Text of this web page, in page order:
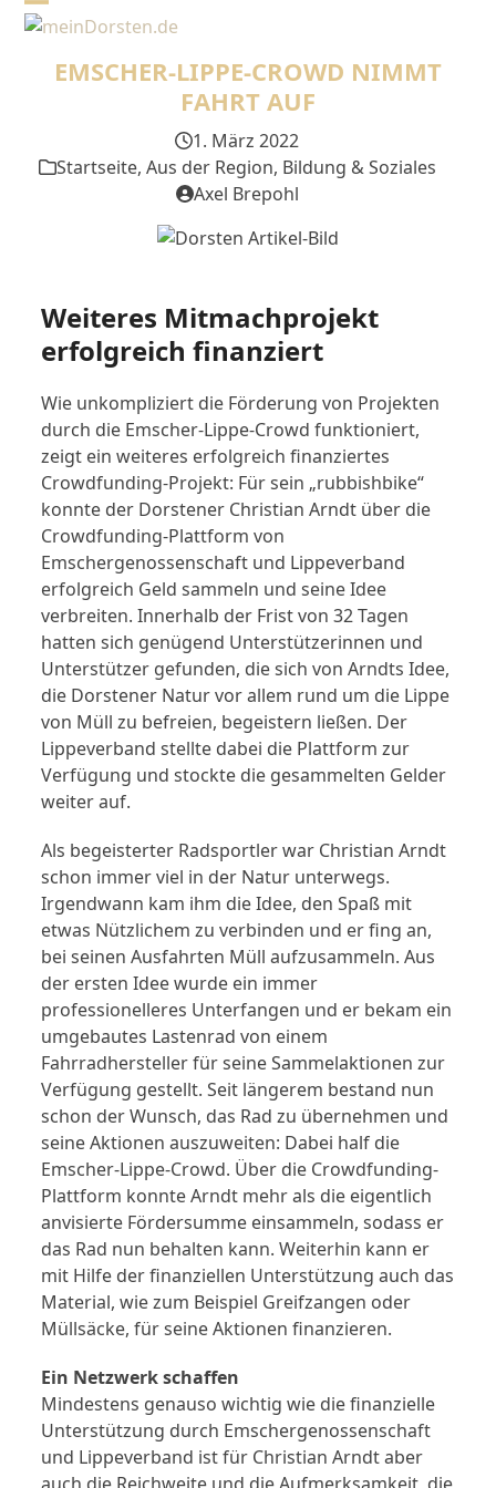
Skip
content
Open
mobile
Close
mobile
EMSCHER-LIPPE-CROWD NIMMT
FAHRT AUF
1. März 2022
Startseite, Aus der Region, Bildung & Soziales
Axel Brepohl
Weiteres Mitmachprojekt
erfolgreich finanziert
Wie unkompliziert die Förderung von Projekten
durch die Emscher-Lippe-Crowd funktioniert,
zeigt ein weiteres erfolgreich finanziertes
Crowdfunding-Projekt: Für sein „rubbishbike“
konnte der Dorstener Christian Arndt über die
Crowdfunding-Plattform von
Emschergenossenschaft und Lippeverband
erfolgreich Geld sammeln und seine Idee
verbreiten. Innerhalb der Frist von 32 Tagen
hatten sich genügend Unterstützerinnen und
Unterstützer gefunden, die sich von Arndts Idee,
die Dorstener Natur vor allem rund um die Lippe
von Müll zu befreien, begeistern ließen. Der
Lippeverband stellte dabei die Plattform zur
Verfügung und stockte die gesammelten Gelder
weiter auf.
Als begeisterter Radsportler war Christian Arndt
schon immer viel in der Natur unterwegs.
Irgendwann kam ihm die Idee, den Spaß mit
etwas Nützlichem zu verbinden und er fing an,
bei seinen Ausfahrten Müll aufzusammeln. Aus
der ersten Idee wurde ein immer
professionelleres Unterfangen und er bekam ein
umgebautes Lastenrad von einem
Fahrradhersteller für seine Sammelaktionen zur
Verfügung gestellt. Seit längerem bestand nun
schon der Wunsch, das Rad zu übernehmen und
seine Aktionen auszuweiten: Dabei half die
Emscher-Lippe-Crowd. Über die Crowdfunding-
Plattform konnte Arndt mehr als die eigentlich
anvisierte Fördersumme einsammeln, sodass er
das Rad nun behalten kann. Weiterhin kann er
mit Hilfe der finanziellen Unterstützung auch das
Material, wie zum Beispiel Greifzangen oder
Müllsäcke, für seine Aktionen finanzieren.
Ein Netzwerk schaffen
Mindestens genauso wichtig wie die finanzielle
Unterstützung durch Emschergenossenschaft
und Lippeverband ist für Christian Arndt aber